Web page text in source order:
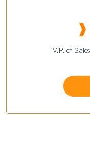
V.P. of